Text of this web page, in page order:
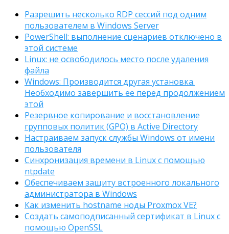
Разрешить несколько RDP сессий под одним
пользователем в Windows Server
PowerShell: выполнение сценариев отключено в
этой системе
Linux: не освободилось место после удаления
файла
Windows: Производится другая установка.
Необходимо завершить ее перед продолжением
этой
Резервное копирование и восстановление
групповых политик (GPO) в Active Directory
Настраиваем запуск службы Windows от имени
пользователя
Синхронизация времени в Linux с помощью
ntpdate
Обеспечиваем защиту встроенного локального
администратора в Windows
Как изменить hostname ноды Proxmox VE?
Создать самоподписанный сертификат в Linux с
помощью OpenSSL